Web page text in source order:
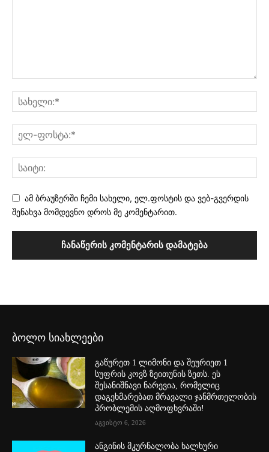
ამ ბრაუზერში ჩემი სახელი, ელ.ფოსტის და ვებ-გვერდის
შენახვა მომდევნო დროს მე კომენტარით.
ბოლო სიახლეები
გაწურეთ 1 ლიმონი და შეურიეთ 1
სუფრის კოვზ ზეითუნის ზეთს. ეს
შესანიშნავი ნარევია, რომელიც
დაგეხმარებათ მრავალი ჯანმრთელობის
პრობლემის აღმოფხვრაში!
აგვისტო 6, 2026
ანგინის მკურნალობა ხალხური